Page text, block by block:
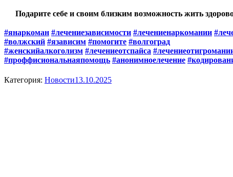
Подарите себе и своим близким возможность жить
#янаркоман #лечениезависимости #лечениенаркомании
#волжский #язависим #помогите #волгоград
#женскийалкоголизм #лечениеотспайса
#проффисиональнаяпомощь #анонимноелечение
Категория: Новости13.10.2025